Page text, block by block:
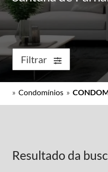
Filtrar
» Condomínios »
Resultado da